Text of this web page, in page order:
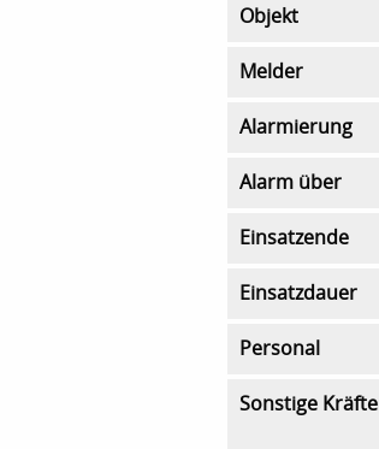
Objekt
Melder
Alarmierung
Alarm über
Einsatzende
Einsatzdauer
Personal
Sonstige Kräfte